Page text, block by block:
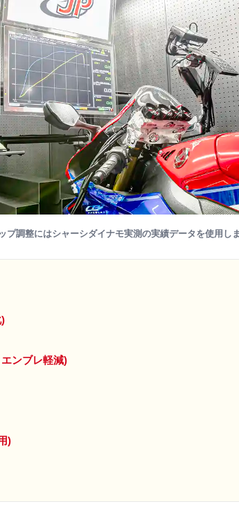
調整にはシャーシダイナモ実測の実績データを使用し
ンブレ軽減)
)